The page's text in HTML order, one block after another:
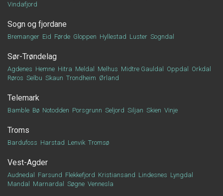
Vindafjord
Sogn og fjordane
Bremanger Eid Førde Gloppen Hyllestad Luster Sogndal
Sør-Trøndelag
Agdenes Hemne Hitra Meldal Melhus Midtre Gauldal Oppdal
Orkdal
Røros Selbu Skaun Trondheim Ørland
Telemark
Bamble Bø Notodden Porsgrunn Seljord Siljan Skien Vinje
Troms
Bardufoss Harstad Lenvik Tromsø
Vest-Agder
Audnedal Farsund Flekkefjord Kristiansand Lindesnes Lyngdal
Mandal
Marnardal Søgne Vennesla